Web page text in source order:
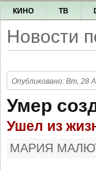
КИНО ТВ
Новости
Опубликовано: Вт, 28
Умер
Ушел из
МАРИЯ